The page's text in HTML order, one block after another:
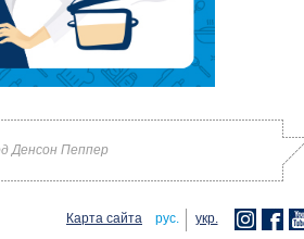
Денсон Пеппер
Карта сайта рус. укр.